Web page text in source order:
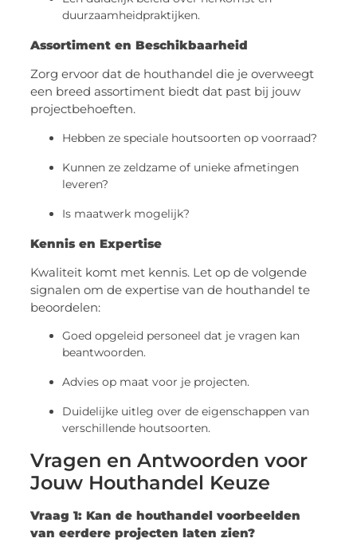
duurzaamheidpraktijken.
Assortiment en Beschikbaarheid
Zorg ervoor dat de houthandel die je overweegt
een breed assortiment biedt dat past bij jouw
projectbehoeften.
Hebben ze speciale houtsoorten op voorraad?
Kunnen ze zeldzame of unieke afmetingen
leveren?
Is maatwerk mogelijk?
Kennis en Expertise
Kwaliteit komt met kennis. Let op de volgende
signalen om de expertise van de houthandel te
beoordelen:
Goed opgeleid personeel dat je vragen kan
beantwoorden.
Advies op maat voor je projecten.
Duidelijke uitleg over de eigenschappen van
verschillende houtsoorten.
Vragen en Antwoorden voor
Jouw Houthandel Keuze
Vraag 1: Kan de houthandel voorbeelden
van eerdere projecten laten zien?